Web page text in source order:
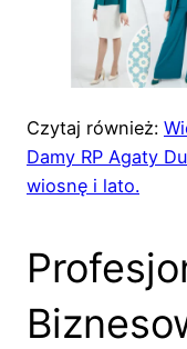
Czytaj również:
Damy RP Agaty
wiosnę i lato.